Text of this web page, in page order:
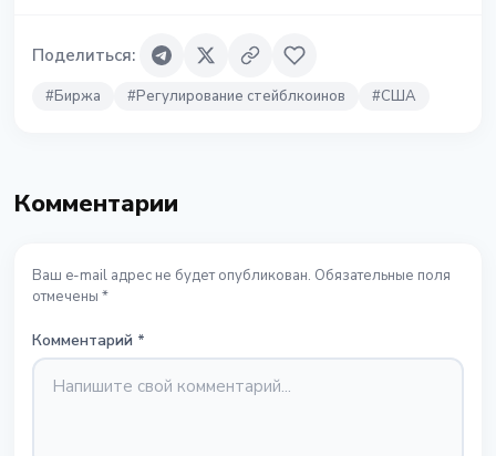
Поделиться:
#Биржа #Регулирование стейблкоинов #США
Комментарии
Ваш e-mail адрес не будет опубликован. Обязательные поля
отмечены *
Комментарий *